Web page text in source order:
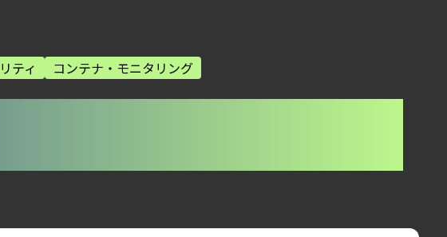
常識
キュリティ基盤
ティ コンテナ・モニタリング